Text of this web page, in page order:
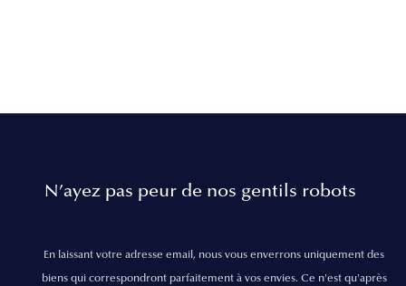
N’ayez pas peur de nos gentils robots
En laissant votre adresse email, nous vous enverrons uniquement des
biens qui correspondront parfaitement à vos envies. Ce n'est qu'après